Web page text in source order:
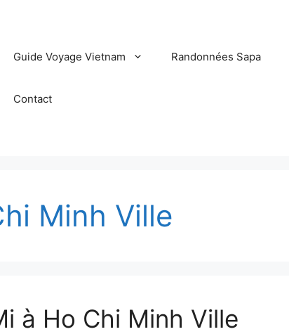
Guide Voyage Vietnam Randonnées Sapa
Contact
Minh Ville
à Ho Chi Minh Ville